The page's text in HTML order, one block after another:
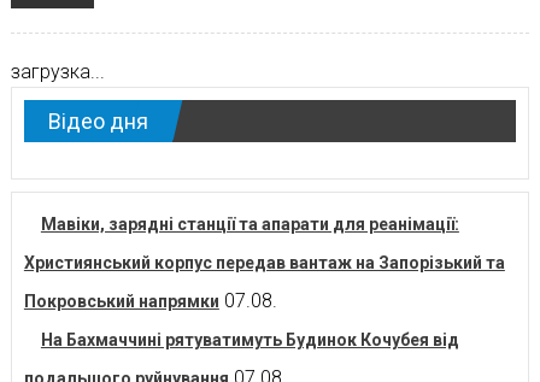
загрузка...
Відео дня
Мавіки, зарядні станції та апарати для реанімації:
Християнський корпус передав вантаж на Запорізький та
Покровський напрямки 07.08.
На Бахмаччині рятуватимуть Будинок Кочубея від